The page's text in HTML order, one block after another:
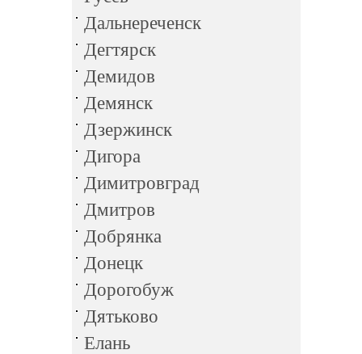
Дальнереченск
Дегтярск
Демидов
Демянск
Дзержинск
Дигора
Димитровград
Дмитров
Добрянка
Донецк
Дорогобуж
Дятьково
Елань